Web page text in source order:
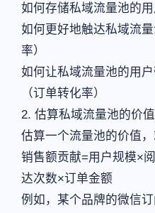
如何存储私域流量池的用
如何更好地触达私域流
率）
如何让私域流量池的用
（订单转化率）
2. 估算私域流量池的价值
估算一个流量池的价值，
销售额贡献=用户规模×
达次数×订单金额
例如，某个品牌的微信